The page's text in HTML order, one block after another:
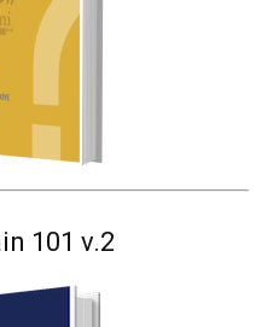
101 v.2